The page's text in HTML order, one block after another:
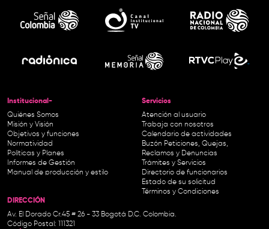
Institucional-
Quiénes Somos
Misión y Visión
Objetivos y funciones
Normatividad
Políticas y Planes
Informes de Gestión
Manual de producción y estilo
Servicios
Atención al usuario
Trabaja con nosotros
Calendario de actividades
Buzón Peticiones, Quejas,
Reclamos y Denuncias
Trámites y Servicios
Directorio de funcionarios
Estado de su solicitud
Términos y Condiciones
DIRECCIÓN
Av. El Dorado Cr.45 # 26 - 33 Bogotá D.C. Colombia.
Código Postal: 111321